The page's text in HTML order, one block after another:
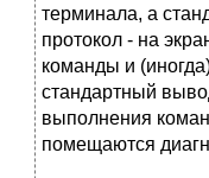
терминала, а
протокол - на
команды и
стандартный
выполнения
помещаются